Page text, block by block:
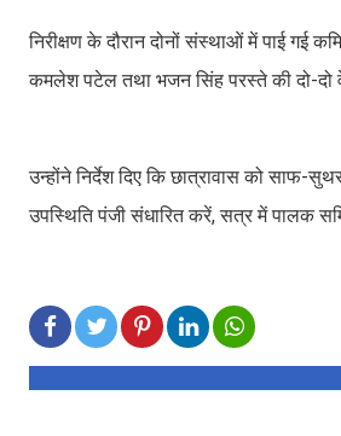
निरीक्षण के दौरान दोनों संस्थाओं में पाई गई
कमलेश पटेल तथा भजन सिंह परस्ते की दो-दो
उन्होंने निर्देश दिए कि छात्रावास को साफ-
उपस्थिति पंजी संधारित करें, सत्र में पालक